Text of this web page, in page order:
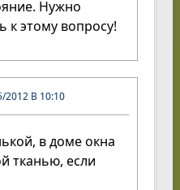
Нужно
к этому вопросу!
2012 В 10:10
в доме окна
тканью, если